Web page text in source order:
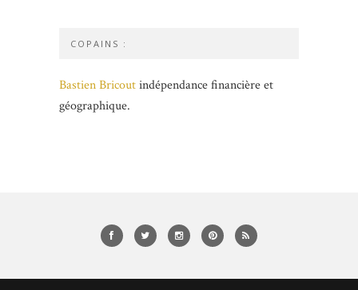
COPAINS :
Bastien Bricoutindépendance financière et
géographique.